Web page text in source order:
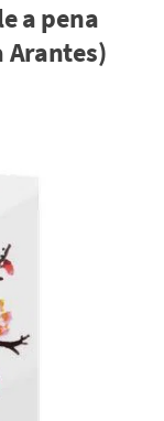
a pena
Arantes)